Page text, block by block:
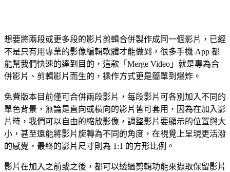
想要將兩段或更多段的影片剪輯合併製作成同一個影片，已經
不是只有用專業的影像編輯軟體才能做到，很多手機 App 都
能幫我們快速的達到目的，這款「Merge Video」就是專為合
併影片、剪輯影片而生的，操作方式更是簡單到爆炸。
免費版本目前僅可合併兩段影片，每段影片可各別加入不同的
單色背景，無論是直向或橫向的影片皆可套用，因為在加入影
片時，我們可以自由的縮放影像，調整影片要顯示的位置與大
小，甚至還能將影片旋轉為不同的角度，在視覺上呈現更活潑
的感覺，最終的影片尺寸則為 1:1 的方形比例。
影片在加入之前或之後，都可以透過剪輯功能來擷取保留影片